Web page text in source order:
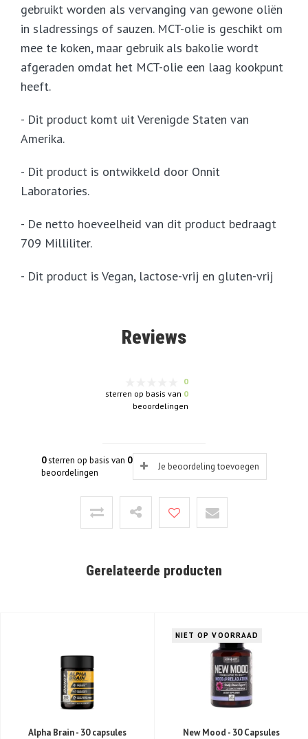
gebruikt worden als vervanging van gewone oliën
in sladressings of sauzen. MCT-olie is geschikt om
mee te koken, maar gebruik als bakolie wordt
afgeraden omdat het MCT-olie een laag kookpunt
heeft.
- Dit product komt uit Verenigde Staten van
Amerika.
- Dit product is ontwikkeld door Onnit
Laboratories.
- De netto hoeveelheid van dit product bedraagt
709 Milliliter.
- Dit product is Vegan, lactose-vrij en gluten-vrij
Reviews
0
sterren op basis van 0
beoordelingen
0sterren op basis van 0
beoordelingen
Je beoordeling toevoegen
Gerelateerde producten
Alpha Brain - 30 capsules
NIET OP VOORRAAD
New Mood - 30 Capsules